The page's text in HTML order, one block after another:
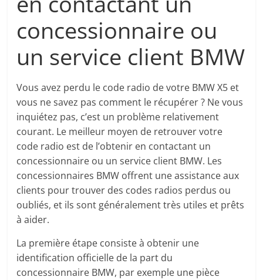
concessionnaire ou
un service client BMW
Vous avez perdu le code radio de votre BMW X5 et
vous ne savez pas comment le récupérer ? Ne vous
inquiétez pas, c’est un problème relativement
courant. Le meilleur moyen de retrouver votre
code radio est de l’obtenir en contactant un
concessionnaire ou un service client BMW. Les
concessionnaires BMW offrent une assistance aux
clients pour trouver des codes radios perdus ou
oubliés, et ils sont généralement très utiles et prêts
à aider.
La première étape consiste à obtenir une
identification officielle de la part du
concessionnaire BMW, par exemple une pièce